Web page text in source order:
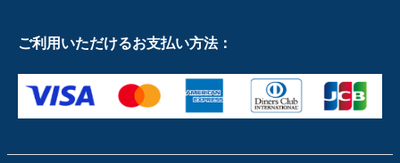
ご利用いただけるお支払い方法：